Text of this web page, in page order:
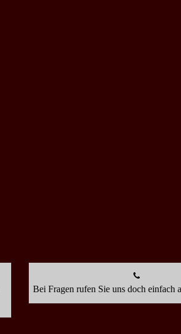
Bei Fragen rufen Sie uns doch einfach